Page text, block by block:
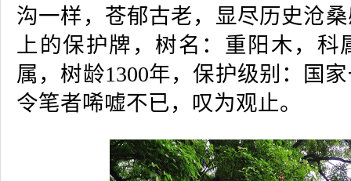
沟一样，苍郁古老，显尽历史沧
上的保护牌，树名：重阳木，
属，树龄1300年，保护级别：国
令笔者唏嘘不已，叹为观止。